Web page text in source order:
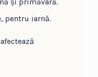
pentru iarnă.